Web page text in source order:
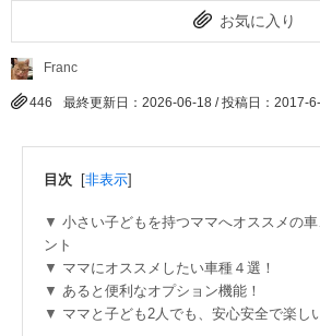
お気に入り
Franc
446 最終更新日：2026-06-18 / 投稿日： 2017-
目次 [非表示]
小さい子どもを持つママへオススメの
ント
ママにオススメしたい車種４選！
あると便利なオプション機能！
ママと子ども2人でも、安心安全で楽し